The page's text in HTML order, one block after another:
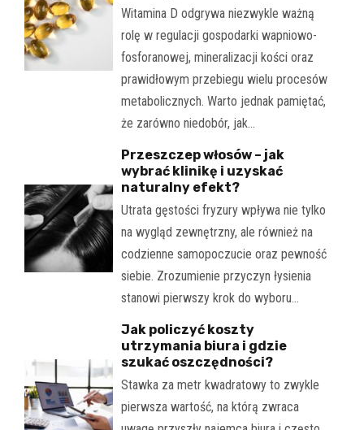
Witamina D odgrywa niezwykle ważną
rolę w regulacji gospodarki wapniowo-
fosforanowej, mineralizacji kości oraz
prawidłowym przebiegu wielu procesów
metabolicznych. Warto jednak pamiętać,
że zarówno niedobór, jak…
Przeszczep włosów – jak
wybrać klinikę i uzyskać
naturalny efekt?
Utrata gęstości fryzury wpływa nie tylko
na wygląd zewnętrzny, ale również na
codzienne samopoczucie oraz pewność
siebie. Zrozumienie przyczyn łysienia
stanowi pierwszy krok do wyboru…
Jak policzyć koszty
utrzymania biura i gdzie
szukać oszczędności?
Stawka za metr kwadratowy to zwykle
pierwsza wartość, na którą zwraca